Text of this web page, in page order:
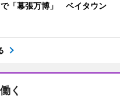
「幕張万博」 ベイタウン
く